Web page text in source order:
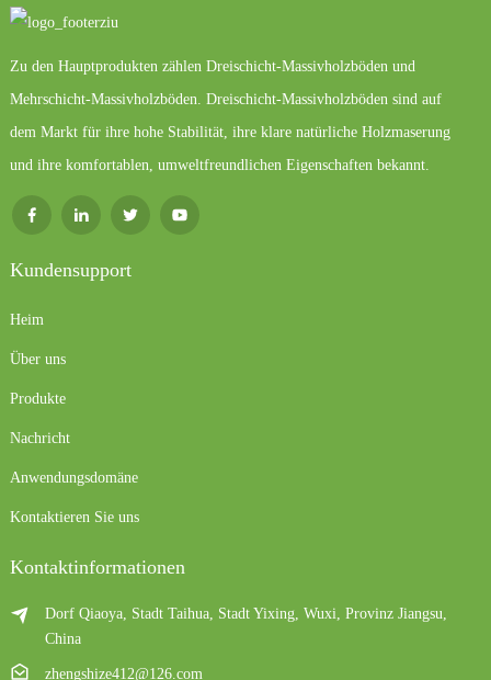
Zu den Hauptprodukten zählen Dreischicht-Massivholzböden und
Mehrschicht-Massivholzböden. Dreischicht-Massivholzböden sind auf
dem Markt für ihre hohe Stabilität, ihre klare natürliche Holzmaserung
und ihre komfortablen, umweltfreundlichen Eigenschaften bekannt.
Kundensupport
Heim
Über uns
Produkte
Nachricht
Anwendungsdomäne
Kontaktieren Sie uns
Kontaktinformationen
Dorf Qiaoya, Stadt Taihua, Stadt Yixing, Wuxi, Provinz Jiangsu,
China
zhengshize412@126.com